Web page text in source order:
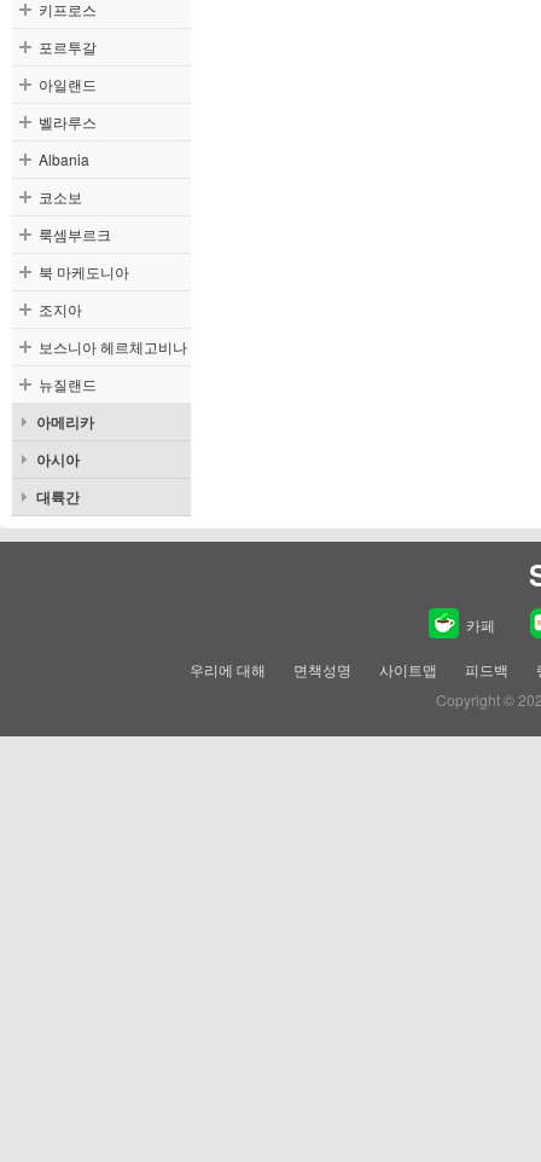
키프로스
포르투갈
아일랜드
벨라루스
Albania
코소보
룩셈부르크
북 마케도니아
조지아
보스니아 헤르체고비나
뉴질랜드
아메리카
아시아
대륙간
카페
우리에 대해 면책성명 사이트맵 피드백
Copyright ©